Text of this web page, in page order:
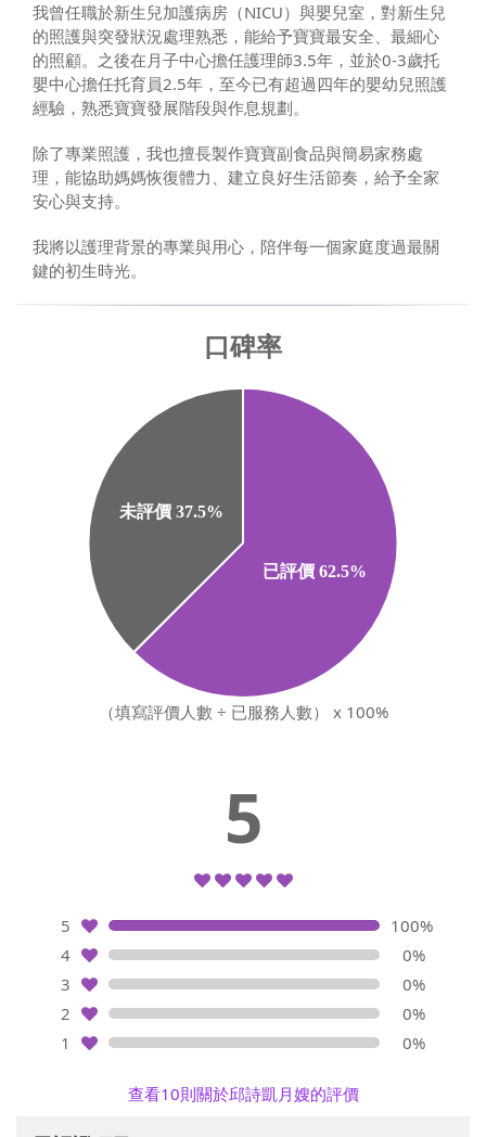
我曾任職於新生兒加護病房（NICU）與嬰兒室，對新生兒
的照護與突發狀況處理熟悉，能給予寶寶最安全、最細心
的照顧。之後在月子中心擔任護理師3.5年，並於0-3歲托
嬰中心擔任托育員2.5年，至今已有超過四年的嬰幼兒照護
經驗，熟悉寶寶發展階段與作息規劃。
除了專業照護，我也擅長製作寶寶副食品與簡易家務處
理，能協助媽媽恢復體力、建立良好生活節奏，給予全家
安心與支持。
我將以護理背景的專業與用心，陪伴每一個家庭度過最關
鍵的初生時光。
（填寫評價人數 ÷ 已服務人數） x 100%
5
5
100%
4
0%
3
0%
2
0%
1
0%
查看10則關於邱詩凱月嫂的評價